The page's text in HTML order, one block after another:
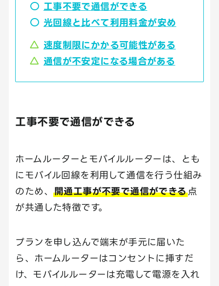
工事不要で通信ができる
光回線と比べて利用料金が安め
速度制限にかかる可能性がある
通信が不安定になる場合がある
工事不要で通信ができる
ホームルーターとモバイルルーターは、とも
にモバイル回線を利用して通信を行う仕組み
のため、 開通工事が不要で通信ができる点
が共通した特徴です。
プランを申し込んで端末が手元に届いた
ら、ホームルーターはコンセントに挿すだ
け、モバイルルーターは充電して電源を入れ